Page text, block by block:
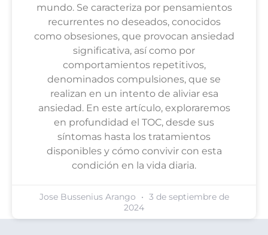
mundo. Se caracteriza por pensamientos
recurrentes no deseados, conocidos
como obsesiones, que provocan ansiedad
significativa, así como por
comportamientos repetitivos,
denominados compulsiones, que se
realizan en un intento de aliviar esa
ansiedad. En este artículo, exploraremos
en profundidad el TOC, desde sus
síntomas hasta los tratamientos
disponibles y cómo convivir con esta
condición en la vida diaria.
Jose Bussenius Arango
3 de septiembre de
2024